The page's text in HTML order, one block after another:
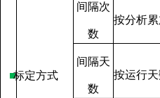
■标定方式
间隔次
数
按分析
间隔天
数
按运行